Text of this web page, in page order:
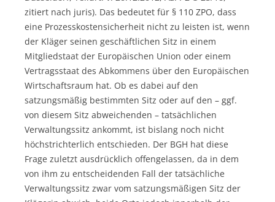
zitiert nach juris). Das bedeutet für § 110 ZPO, dass
eine Prozesskostensicherheit nicht zu leisten ist, wenn
der Kläger seinen geschäftlichen Sitz in einem
Mitgliedstaat der Europäischen Union oder einem
Vertragsstaat des Abkommens über den Europäischen
Wirtschaftsraum hat. Ob es dabei auf den
satzungsmäßig bestimmten Sitz oder auf den – ggf.
von diesem Sitz abweichenden – tatsächlichen
Verwaltungssitz ankommt, ist bislang noch nicht
höchstrichterlich entschieden. Der BGH hat diese
Frage zuletzt ausdrücklich offengelassen, da in dem
von ihm zu entscheidenden Fall der tatsächliche
Verwaltungssitz zwar vom satzungsmäßigen Sitz der